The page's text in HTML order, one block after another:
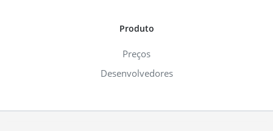
Produto
Preços
Desenvolvedores